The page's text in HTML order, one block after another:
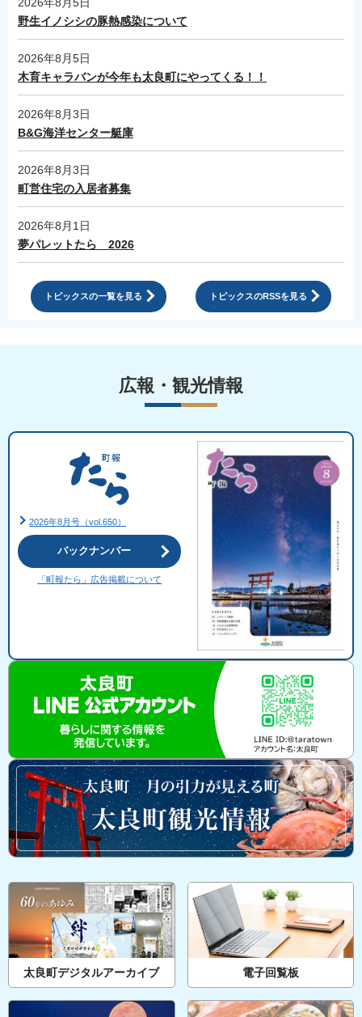
野生イノシシの豚熱感染について
2026年8月5日
木育キャラバンが今年も太良町にやってくる！！
2026年8月3日
B&G海洋センター艇庫
2026年8月3日
町営住宅の入居者募集
2026年8月1日
夢パレットたら 2026
トピックスの一覧を見る トピックスのRSSを見る
広報・観光情報
2026年8月号（vol.650）
バックナンバー
「町報たら」広告掲載について
太良町デジタルアーカイブ 電子回覧板